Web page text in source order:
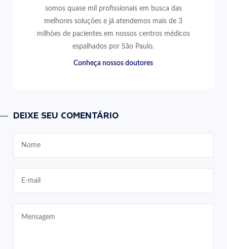
somos quase mil profissionais em busca das
melhores soluções e já atendemos mais de 3
milhões de pacientes em nossos centros médicos
espalhados por São Paulo.
Conheça nossos doutores
DEIXE SEU COMENTÁRIO